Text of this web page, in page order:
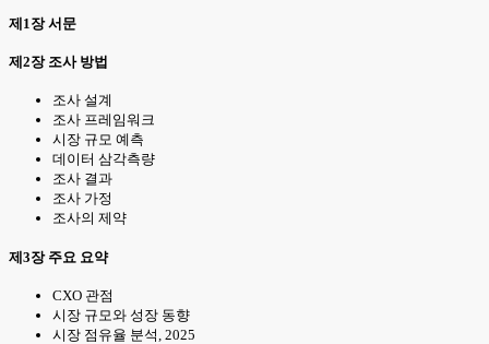
제1장 서문
제2장 조사 방법
조사 설계
조사 프레임워크
시장 규모 예측
데이터 삼각측량
조사 결과
조사 가정
조사의 제약
제3장 주요 요약
CXO 관점
시장 규모와 성장 동향
시장 점유율 분석, 2025